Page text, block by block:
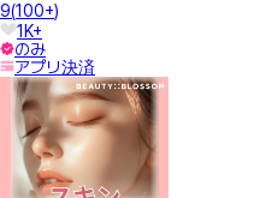
9(100+)
1K+
のみ
アプリ決済